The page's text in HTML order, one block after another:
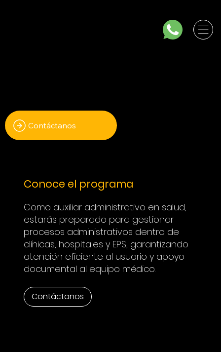
Contáctanos
Conoce el programa
Como auxiliar administrativo en salud,
estarás preparado para gestionar
procesos administrativos dentro de
clínicas, hospitales y EPS, garantizando
atención eficiente al usuario y apoyo
documental al equipo médico.
Contáctanos